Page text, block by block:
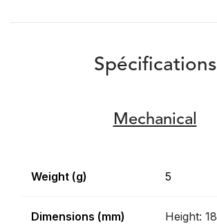
Spécifications
Mechanical
Weight (g) 5
Dimensions (mm)
Height: 18